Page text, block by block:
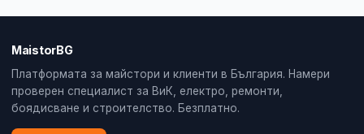
MaistorBG
Платформата за майстори и клиенти в България. Намери
проверен специалист за ВиК, електро, ремонти,
боядисване и строителство. Безплатно.